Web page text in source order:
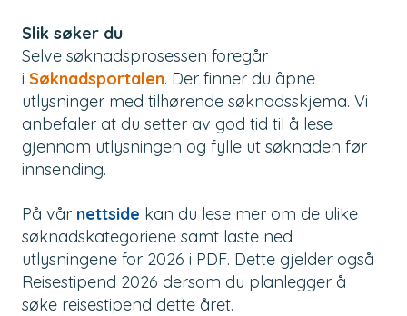
Slik søker du
Selve søknadsprosessen foregår
i Søknadsportalen. Der finner du åpne
utlysninger med tilhørende søknadsskjema. Vi
anbefaler at du setter av god tid til å lese
gjennom utlysningen og fylle ut søknaden før
innsending.
På vår nettside kan du lese mer om de ulike
søknadskategoriene samt laste ned
utlysningene for 2026 i PDF. Dette gjelder også
Reisestipend 2026 dersom du planlegger å
søke reisestipend dette året.